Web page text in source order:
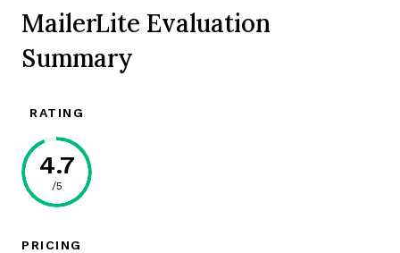
MailerLite Evaluation
Summary
RATING
4.7
/5
PRICING